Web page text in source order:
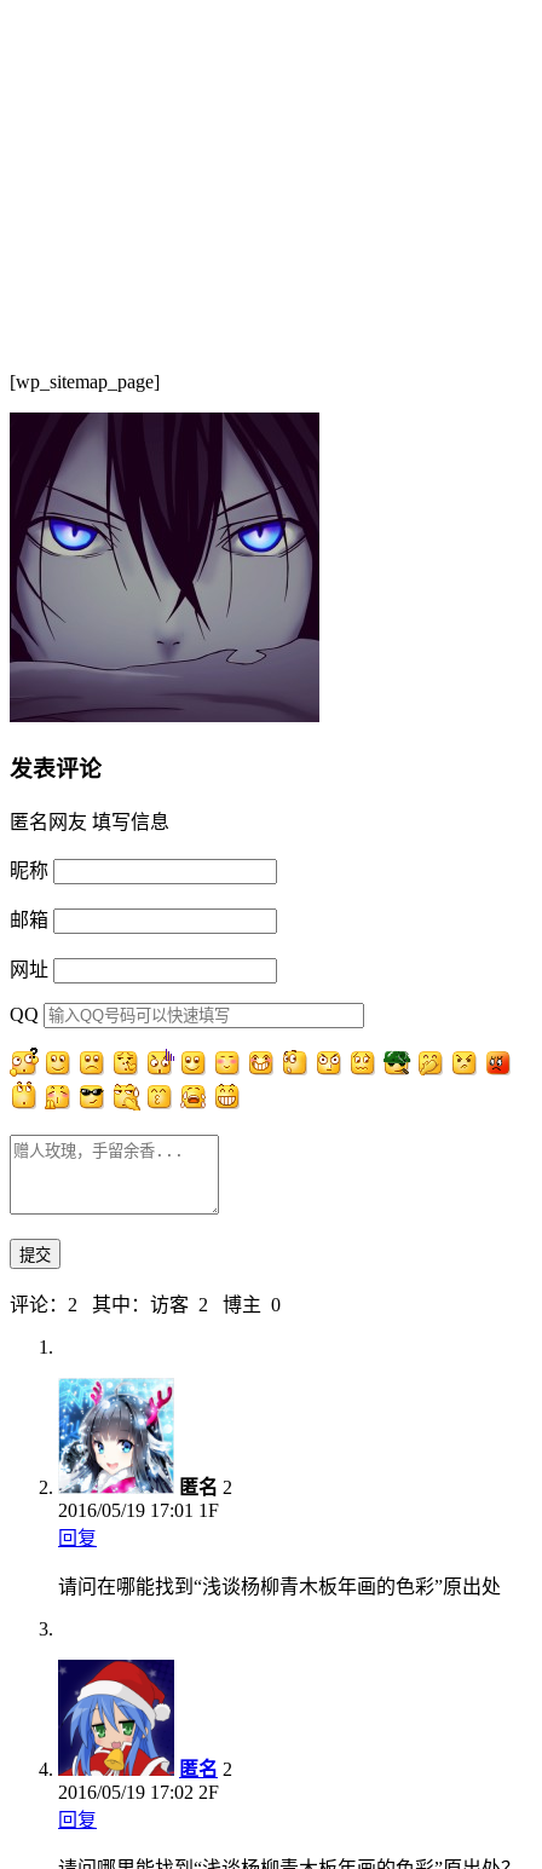
[wp_sitemap_page]
发表评论
匿名网友 填写信息
昵称
邮箱
网址
QQ
评论：2 其中：访客 2 博主 0
匿名 2
2016/05/19 17:01 1F
回复
请问在哪能找到“浅谈杨柳青木板年画的色彩”原出处
匿名 2
2016/05/19 17:02 2F
回复